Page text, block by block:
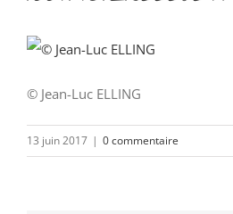
© Jean-Luc ELLING
13 juin 2017 | 0 commentaire